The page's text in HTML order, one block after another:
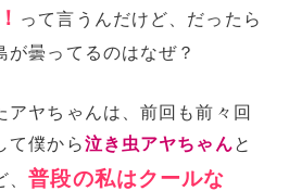
って言うんだけど、だったら
曇ってるのはなぜ？
アヤちゃんは、前回も前々回
て僕から泣き虫アヤちゃんと
、普段の私はクールな